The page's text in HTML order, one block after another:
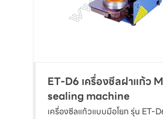
ET-D6 เครื่องซีลฝาแก้ว
sealing machine
เครื่องซีลแก้วแบบมือโยก รุ่น ET-